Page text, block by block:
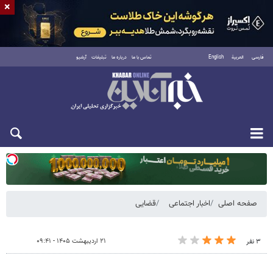
فارسی العربية English تماس با ما درباره ما تبلیغات آرشیو
یکشنبه ۱۸ مرداد ۱۴۰۵
صفحه اصلی اخبار اجتماعی قضایی
۳ نفر ۲۱ اردیبهشت ۱۴۰۵ - ۰۹:۴۱
×